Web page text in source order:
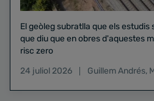
El geòleg subratlla que els
que diu que en obres d'aquestes
risc zero
24 juliol 2026
Guillem Andrés,